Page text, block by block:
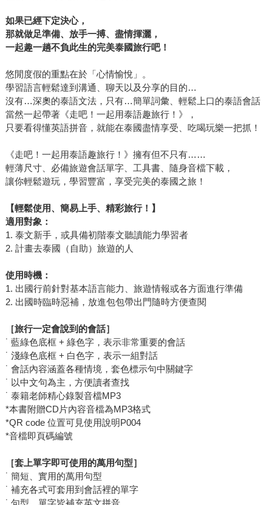
如果已經下定決心，
那就做足準備、放手一搏、盡情揮灑，
一起趣一趟不負此生的完美泰國旅行吧！
悠閒度假的重點在於「心情愉悅」。
學習語言輕鬆達到溝通、聊天以及分享的目的…
沒有…深奧的泰語文法，只有…簡單詞彙、輕鬆上口的泰語會話
當然一起帶著《走吧！一起用泰語趣旅行！》，
只要看得懂英語拼音，就能在泰國盡情享受、吃喝玩樂一把抓！
《走吧！一起用泰語趣旅行！》擁有但不只有……
輕薄尺寸、必備旅遊會話單字、工具書、隨身音檔下載，
讓你輕鬆遊玩，學習豐富，享受完美的泰國之旅！
【輕鬆使用、簡易上手、精彩旅行！】
適用對象：
1. 泰文新手，或具備初階泰文聽讀能力學習者
2. 計畫去泰國（自助）旅遊的人
使用時機：
1. 出國行前針對基本語言能力、旅遊情報或各方面進行準備
2. 出國時臨時惡補，放進包包帶出門隨時方便查閱
［旅行一定會說到的會話］
˙ 藍綠色底框 + 綠色字，表示非常重要的會話
˙ 淺綠色底框 + 白色字，表示一組對話
˙ 會話內容涵蓋各種情境，套色標示句中關鍵字
˙ 以中文句為主，方便讀者查找
˙ 泰籍老師精心錄製音檔MP3
*本書附贈CD片內容音檔為MP3格式
*QR code 位置可見使用說明P004
*音檔即頁碼編號
［套上單字即可使用的萬用句型］
˙ 簡短、實用的萬用句型
˙ 補充各式可套用到會話裡的單字
˙ 句型、單字皆補充英文拼音